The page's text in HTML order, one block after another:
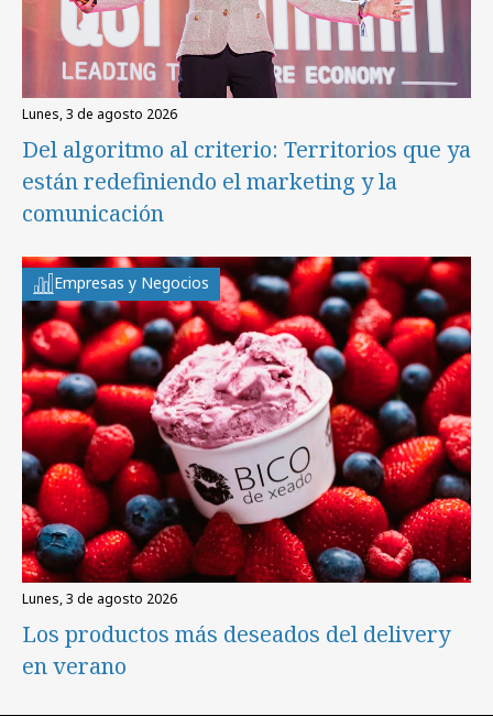
lunes, 3 de agosto 2026
Del algoritmo al criterio: Territorios que ya
están redefiniendo el marketing y la
comunicación
Empresas y Negocios
lunes, 3 de agosto 2026
Los productos más deseados del delivery
en verano